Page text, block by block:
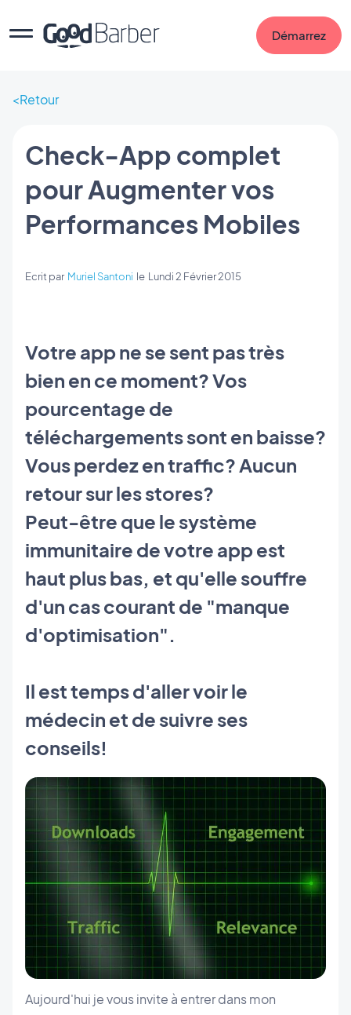
Démarrez
Retour
Check-App complet
pour Augmenter vos
Performances Mobiles
Ecrit par Muriel Santoni le Lundi 2 Février 2015
Votre app ne se sent pas très
bien en ce moment? Vos
pourcentage de
téléchargements sont en baisse?
Vous perdez en traffic? Aucun
retour sur les stores?
Peut-être que le système
immunitaire de votre app est
haut plus bas, et qu'elle souffre
d'un cas courant de "manque
d'optimisation".
Il est temps d'aller voir le
médecin et de suivre ses
conseils!
Aujourd'hui je vous invite à entrer dans mon